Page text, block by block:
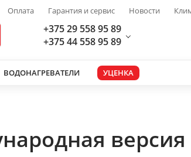
Оплата Гарантия и сервис Новости
+375 29 558 95 89
+375 44 558 95 89
ВОДОНАГРЕВАТЕЛИ УЦЕНКА
версия